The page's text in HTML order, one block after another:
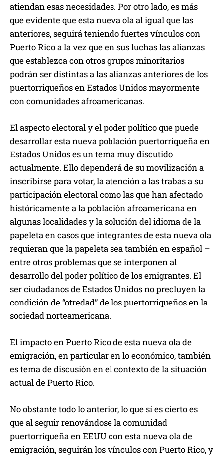
atiendan esas necesidades. Por otro lado, es más
que evidente que esta nueva ola al igual que las
anteriores, seguirá teniendo fuertes vínculos con
Puerto Rico a la vez que en sus luchas las alianzas
que establezca con otros grupos minoritarios
podrán ser distintas a las alianzas anteriores de los
puertorriqueños en Estados Unidos mayormente
con comunidades afroamericanas.
El aspecto electoral y el poder político que puede
desarrollar esta nueva población puertorriqueña en
Estados Unidos es un tema muy discutido
actualmente. Ello dependerá de su movilización a
inscribirse para votar, la atención a las trabas a su
participación electoral como las que han afectado
históricamente a la población afroamericana en
algunas localidades y la solución del idioma de la
papeleta en casos que integrantes de esta nueva ola
requieran que la papeleta sea también en español –
entre otros problemas que se interponen al
desarrollo del poder político de los emigrantes. El
ser ciudadanos de Estados Unidos no precluyen la
condición de “otredad” de los puertorriqueños en la
sociedad norteamericana.
El impacto en Puerto Rico de esta nueva ola de
emigración, en particular en lo económico, también
es tema de discusión en el contexto de la situación
actual de Puerto Rico.
No obstante todo lo anterior, lo que sí es cierto es
que al seguir renovándose la comunidad
puertorriqueña en EEUU con esta nueva ola de
emigración, seguirán los vínculos con Puerto Rico, y